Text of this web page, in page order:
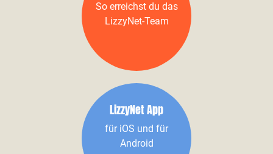
So erreichst du das
LizzyNet-Team
LizzyNet App
für iOS und für
Android